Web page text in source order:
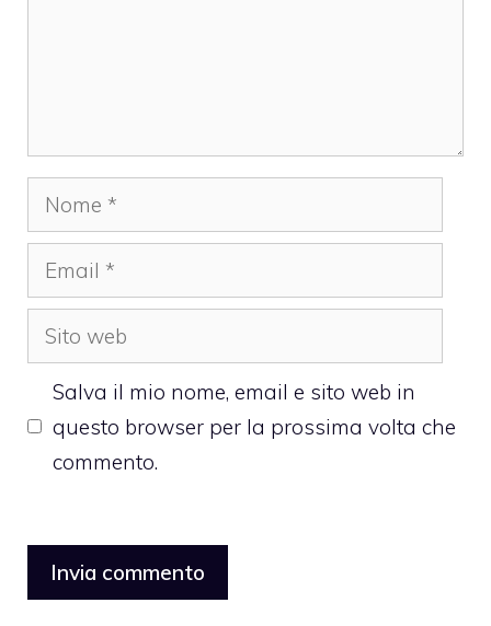
Nome
Email
Sito
web
Salva il mio nome, email e sito web in
questo browser per la prossima volta che
commento.